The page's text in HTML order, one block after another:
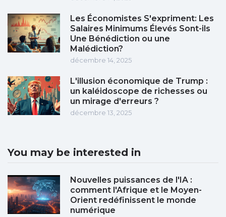
Les Économistes S'expriment: Les
Salaires Minimums Élevés Sont-ils
Une Bénédiction ou une
Malédiction?
décembre 14, 2025
L'illusion économique de Trump :
un kaléidoscope de richesses ou
un mirage d'erreurs ?
décembre 13, 2025
You may be interested in
Nouvelles puissances de l'IA :
comment l'Afrique et le Moyen-
Orient redéfinissent le monde
numérique